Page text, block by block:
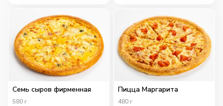
Семь сыров фирменная
580 г
Пицца Маргарита
480 г